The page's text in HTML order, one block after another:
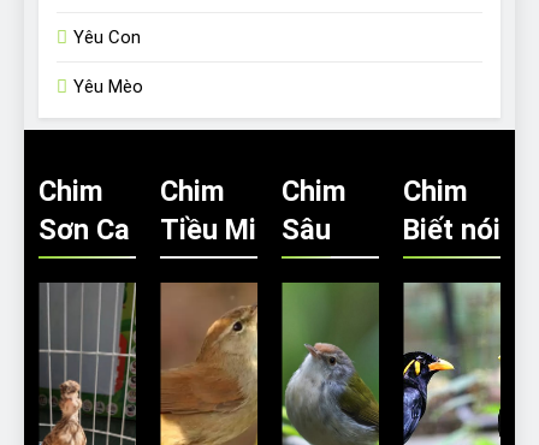
Yêu Con
Yêu Mèo
Chim
Sơn Ca
Chim
Tiều Mi
Chim
Sâu
Chim
Biết nói